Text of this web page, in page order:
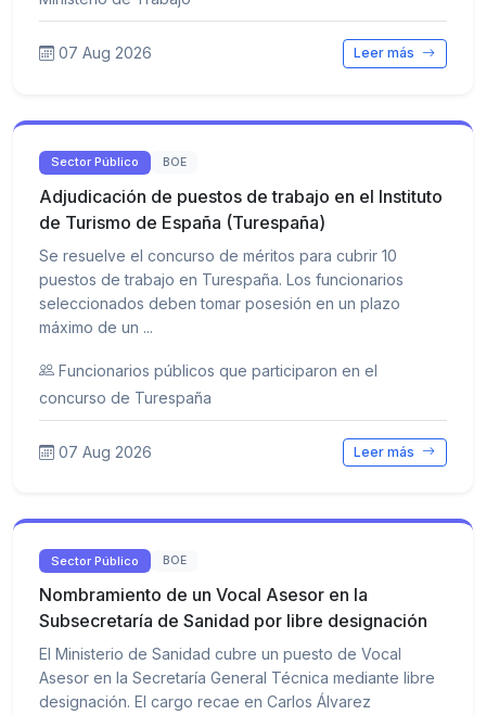
07 Aug 2026 Leer más
Sector Público BOE
Adjudicación de puestos de trabajo en el Instituto
de Turismo de España (Turespaña)
Se resuelve el concurso de méritos para cubrir 10
puestos de trabajo en Turespaña. Los funcionarios
seleccionados deben tomar posesión en un plazo
máximo de un ...
Funcionarios públicos que participaron en el
concurso de Turespaña
07 Aug 2026 Leer más
Sector Público BOE
Nombramiento de un Vocal Asesor en la
Subsecretaría de Sanidad por libre designación
El Ministerio de Sanidad cubre un puesto de Vocal
Asesor en la Secretaría General Técnica mediante libre
designación. El cargo recae en Carlos Álvarez